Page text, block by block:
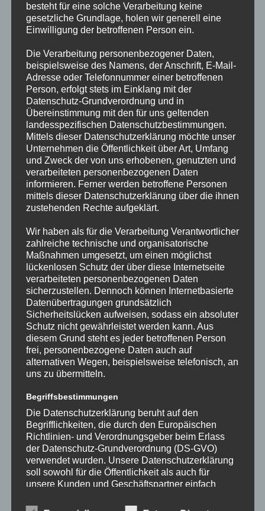
Britta Graf
Sandra Metz-Höger
Fachbereichsleitung Gewaltprävention
Dipl.- Sozialarbeiterin (FH)
Dipl. - Sozialpädagogin (BA)
besteht für eine solche Verarbeitung keine
gesetzliche Grundlage, holen wir generell eine
Einwilligung der betroffenen Person ein.
Die Verarbeitung personenbezogener Daten,
beispielsweise des Namens, der Anschrift, E-Mail-
Adresse oder Telefonnummer einer betroffenen
Person, erfolgt stets im Einklang mit der
Datenschutz-Grundverordnung und in
Übereinstimmung mit den für uns geltenden
landesspezifischen Datenschutzbestimmungen.
Mittels dieser Datenschutzerklärung möchte unser
Unternehmen die Öffentlichkeit über Art, Umfang
und Zweck der von uns erhobenen, genutzten und
verarbeiteten personenbezogenen Daten
informieren. Ferner werden betroffene Personen
mittels dieser Datenschutzerklärung über die ihnen
zustehenden Rechte aufgeklärt.
Wir haben als für die Verarbeitung Verantwortlicher
zahlreiche technische und organisatorische
Maßnahmen umgesetzt, um einen möglichst
lückenlosen Schutz der über diese Internetseite
verarbeiteten personenbezogenen Daten
sicherzustellen. Dennoch können Internetbasierte
Datenübertragungen grundsätzlich
Sicherheitslücken aufweisen, sodass ein absoluter
Schutz nicht gewährleistet werden kann. Aus
diesem Grund steht es jeder betroffenen Person
frei, personenbezogene Daten auch auf
alternativen Wegen, beispielsweise telefonisch, an
uns zu übermitteln.
Begriffsbestimmungen
Die Datenschutzerklärung beruht auf den
Begrifflichkeiten, die durch den Europäischen
Richtlinien- und Verordnungsgeber beim Erlass
der Datenschutz-Grundverordnung (DS-GVO)
verwendet wurden. Unsere Datenschutzerklärung
soll sowohl für die Öffentlichkeit als auch für
unsere Kunden und Geschäftspartner einfach
gewährleisten, möchten wir vorab die verwendeten